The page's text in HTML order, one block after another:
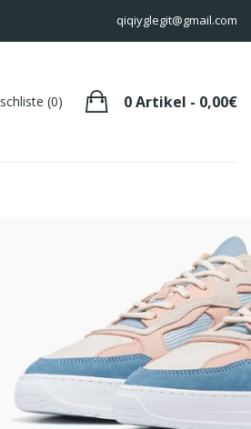
qiqiyglegit@gmail.com
(0) 0 Artikel - 0,00€